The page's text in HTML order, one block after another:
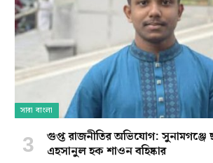
সারা বাংলা
গুপ্ত রাজনীতির অভিযোগ: সুনামগঞ্জে
এহসানুল হক শাওন বহিষ্কার